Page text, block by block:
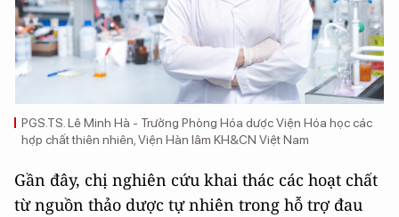
PGS.TS. Lê Minh Hà - Trưởng Phòng Hóa dược Viện Hóa học các
hợp chất thiên nhiên, Viện Hàn lâm KH&CN Việt Nam
Gần đây, chị nghiên cứu khai thác các hoạt chất
từ nguồn thảo dược tự nhiên trong hỗ trợ đau